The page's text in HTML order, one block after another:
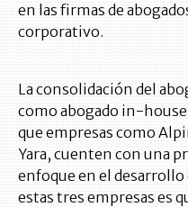
en las firmas de
corporativo.
La consolidación del
como abogado in-
que empresas como
Yara, cuenten con una
enfoque en el
estas tres empresas es